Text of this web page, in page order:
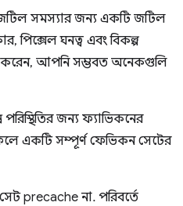
সমস্যার জন্য একটি জটিল
পিক্সেল ঘনত্ব এবং বিকল্প
করেন, আপনি সম্ভবত অনেকগুলি
জন্য ফ্যাভিকনের
একটি সম্পূর্ণ ফেভিকন সেটের
precache না. পরিবর্তে